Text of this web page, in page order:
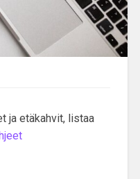
ja etäkahvit, listaa